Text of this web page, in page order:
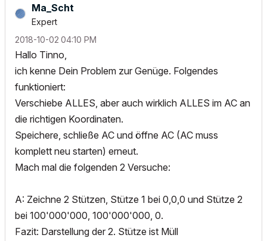
Ma_Scht
Expert
‎2018-10-02 04:10 PM
Hallo Tinno,
ich kenne Dein Problem zur Genüge. Folgendes
funktioniert:
Verschiebe ALLES, aber auch wirklich ALLES im AC an
die richtigen Koordinaten.
Speichere, schließe AC und öffne AC (AC muss
komplett neu starten) erneut.
Mach mal die folgenden 2 Versuche:
A: Zeichne 2 Stützen, Stütze 1 bei 0,0,0 und Stütze 2
bei 100'000'000, 100'000'000, 0.
Fazit: Darstellung der 2. Stütze ist Müll